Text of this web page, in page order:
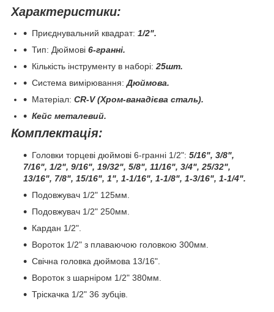
Характеристики:
Приєднувальний квадрат: 1/2".
Тип: Дюймові 6-гранні.
Кількість інструменту в наборі:25шт.
Система вимірювання:Дюймова.
Матеріал: CR-V(Хром-ванадієва сталь).
Кейс металевий.
Комплектація:
Головки торцеві дюймові 6-гранні 1/2": 5/16", 3/8",
7/16", 1/2", 9/16", 19/32", 5/8", 11/16", 3/4", 25/32",
13/16", 7/8", 15/16", 1", 1-1/16", 1-1/8", 1-3/16", 1-1/4".
Подовжувач 1/2" 125мм.
Подовжувач 1/2" 250мм.
Кардан 1/2".
Вороток 1/2" з плаваючою головкою 300мм.
Свічна головка дюймова 13/16".
Вороток з шарніром 1/2" 380мм.
Тріскачка 1/2" 36 зубців.